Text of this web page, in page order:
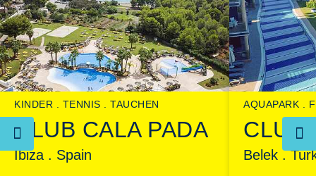
KINDER TENNIS TAUCHEN
CLUB CALA PADA
Ibiza . Spain
AQUAPARK
CLUB
Belek .